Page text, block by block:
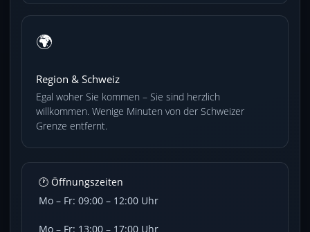
🌍
Region & Schweiz
Egal woher Sie kommen – Sie sind herzlich
willkommen. Wenige Minuten von der Schweizer
Grenze entfernt.
🕐 Öffnungszeiten
Mo – Fr: 09:00 – 12:00 Uhr
Mo – Fr: 13:00 – 17:00 Uhr